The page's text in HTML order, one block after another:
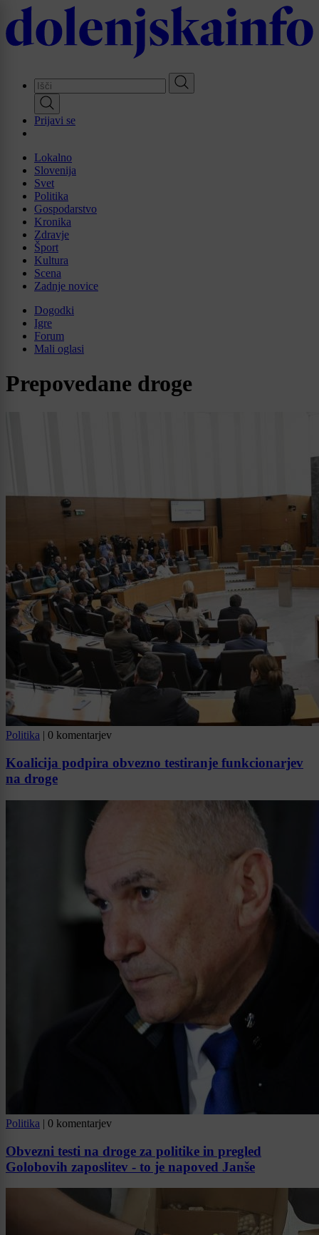
Skip
to
main
Prijavi se
Lokalno
Slovenija
Svet
Politika
Gospodarstvo
Kronika
Zdravje
Šport
Kultura
Scena
Zadnje novice
Dogodki
Igre
Forum
Mali oglasi
Prepovedane droge
Politika 0 komentarjev
Koalicija podpira obvezno testiranje funkcionarjev
na droge
Politika | 0 komentarjev
Obvezni testi na droge za politike in pregled
Golobovih zaposlitev - to je napoved Janše